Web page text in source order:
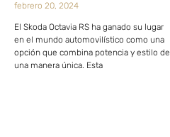
febrero 20, 2024
El Skoda Octavia RS ha ganado su lugar
en el mundo automovilístico como una
opción que combina potencia y estilo de
una manera única. Esta